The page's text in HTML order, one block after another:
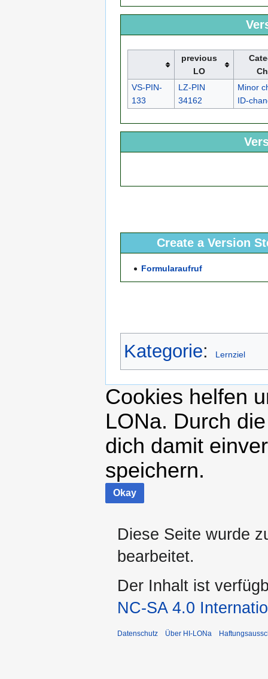
previous
LO
VS-PIN-
133
LZ-PIN
34162
Minor
ID-
Create a Version
Formularaufruf
Kategorie: Lernziel
Cookies helfen
LONa. Durch
dich damit
speichern.
Okay
Diese Seite wurde
bearbeitet.
Der Inhalt ist
NC-SA 4.0
Datenschutz Über HI-LONa